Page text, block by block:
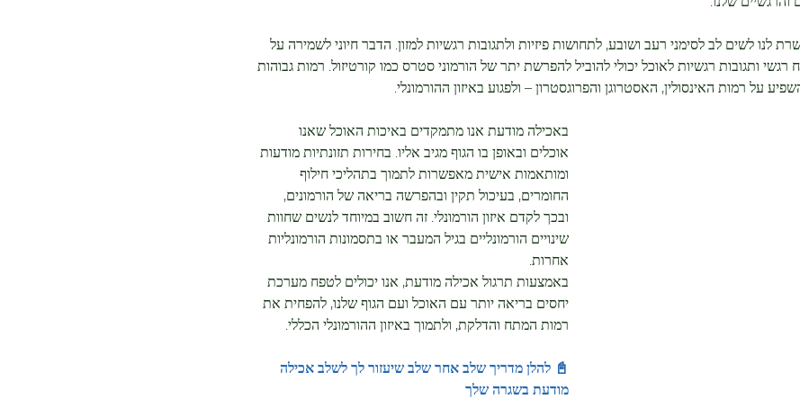
לנו לשים לב לסימני רעב ושובע, לתחושות פיזיות ולתגובות רגשיות למזון. הדבר חיוני לשמירה על
רגשי ותגובות רגשיות לאוכל יכולי להוביל להפרשת יתר של הורמוני סטרס כמו קורטיזול. רמות גבוהות
על רמות האינסולין, האסטרוגן והפרוגסטרון – ולפגוע באיזון ההורמונלי.
באכילה מודעת אנו מתמקדים באיכות האוכל שאנו
אוכלים ובאופן בו הגוף מגיב אליו. בחירות תזונתיות מודעות
ומותאמות אישית מאפשרות לתמוך בתהליכי חילוף
החומרים, בעיכול תקין ובהפרשה בריאה של הורמונים,
ובכך לקדם איזון הורמונלי. זה חשוב במיוחד לנשים שחוות
שינויים הורמונליים בגיל המעבר או בתסמונות הורמונליות
אחרות.
באמצעות תרגול אכילה מודעת, אנו יכולים לטפח מערכת
יחסים בריאה יותר עם האוכל ועם הגוף שלנו, להפחית את
רמות המתח והדלקת, ולתמוך באיזון ההורמונלי הכללי.
📓 להלן מדריך שלב אחר שלב שיעזור לך לשלב אכילה
מודעת בשגרה שלך